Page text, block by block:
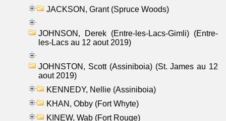
JACKSON, Grant (Spruce Woods)
JOHNSON, Derek (Entre-les-Lacs-Gimli) (Entre-
les-Lacs au 12 aout 2019)
JOHNSTON, Scott (Assiniboia) (St. James au 12
aout 2019)
KENNEDY, Nellie (Assiniboia)
KHAN, Obby (Fort Whyte)
KINEW, Wab (Fort Rouge)